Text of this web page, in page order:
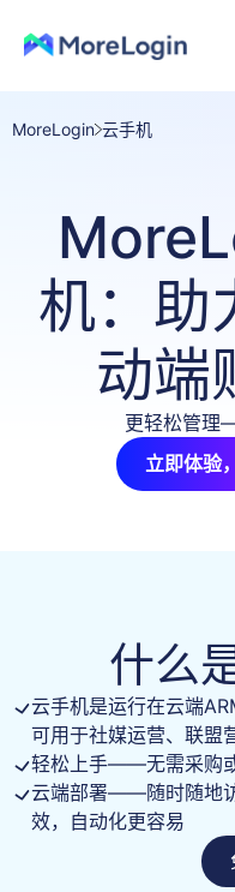
MoreLogin 云手机
机：助
动端
更轻松管理
立即体验
什么
云手机是运行在云端
可用于社媒运营、联盟
轻松上手——无需采购
云端部署——随时随地
效，自动化更容易